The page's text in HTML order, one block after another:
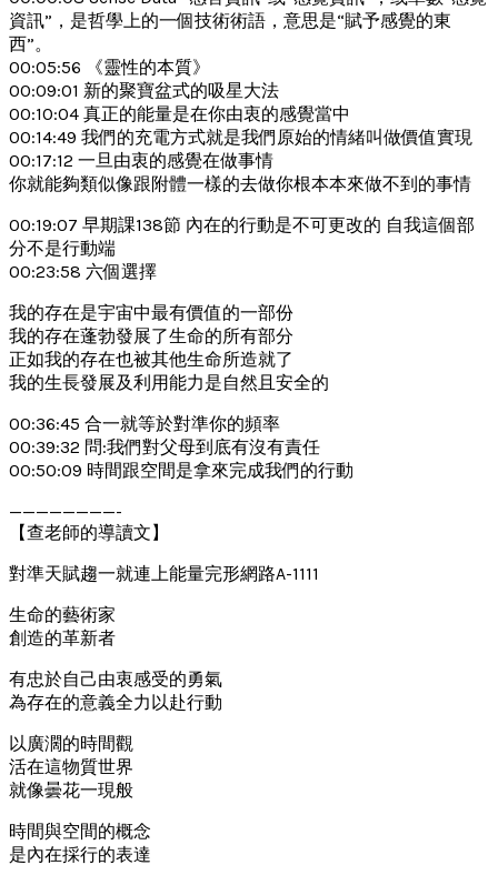
資訊”，是哲學上的一個技術術語，意思是“賦予感覺的東
西”。
00:05:56 《靈性的本質》
00:09:01 新的聚寶盆式的吸星大法
00:10:04 真正的能量是在你由衷的感覺當中
00:14:49 我們的充電方式就是我們原始的情緒叫做價值實現
00:17:12 一旦由衷的感覺在做事情
你就能夠類似像跟附體一樣的去做你根本本來做不到的事情
00:19:07 早期課138節 內在的行動是不可更改的 自我這個部
分不是行動端
00:23:58 六個選擇
我的存在是宇宙中最有價值的一部份
我的存在蓬勃發展了生命的所有部分
正如我的存在也被其他生命所造就了
我的生長發展及利用能力是自然且安全的
00:36:45 合一就等於對準你的頻率
00:39:32 問:我們對父母到底有沒有責任
00:50:09 時間跟空間是拿來完成我們的行動
————————-
【查老師的導讀文】
對準天賦趨一就連上能量完形網路A-1111
生命的藝術家
創造的革新者
有忠於自己由衷感受的勇氣
為存在的意義全力以赴行動
以廣濶的時間觀
活在這物質世界
就像曇花一現般
時間與空間的概念
是內在採行的表達